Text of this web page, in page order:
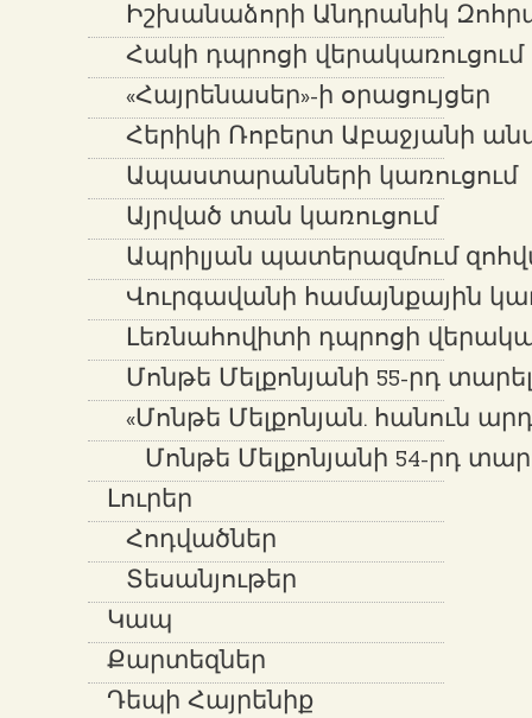
Իշխանաձորի Անդրանիկ
Հակի դպրոցի վերակառուցում
«Հայրենասեր»-ի օրացույցեր
Հերիկի Ռոբերտ Աբաջյանի
Ապաստարանների կառուցում
Այրված տան կառուցում
Ապրիլյան պատերազմում
Վուրգավանի համայնքային
Լեռնահովիտի դպրոցի
Մոնթե Մելքոնյանի 55-րդ
«Մոնթե Մելքոնյան. հանուն
Մոնթե Մելքոնյանի 54-րդ
Լուրեր
Հոդվածներ
Տեսանյութեր
Կապ
Քարտեզներ
Դեպի Հայրենիք